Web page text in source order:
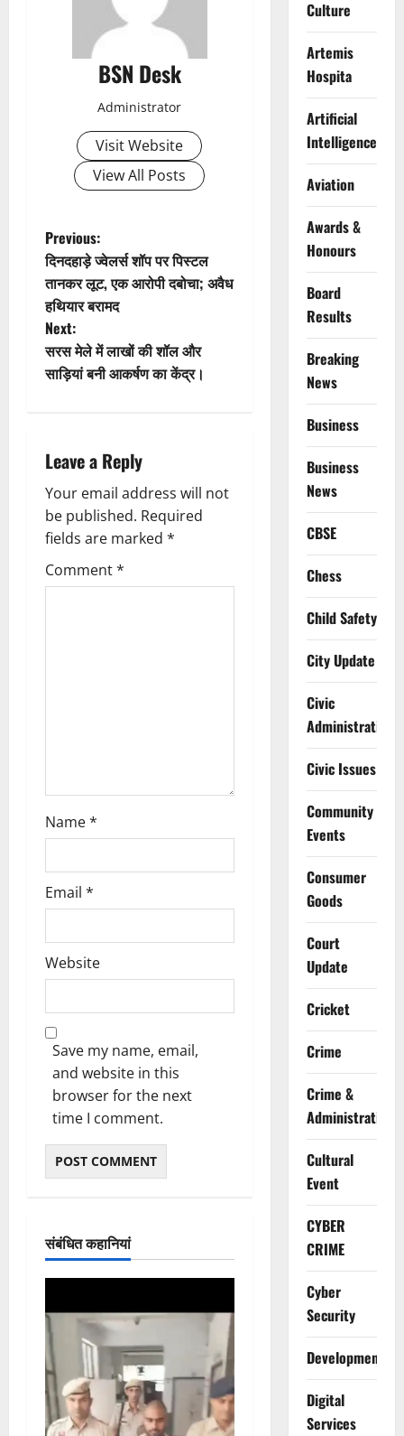
BSN Desk
Administrator
Visit Website
View All Posts
P
o
s
t
v
i
g
a
Previous:
दिनदहाड़े ज्वेलर्स शॉप पर पिस्टल
तानकर लूट, एक आरोपी दबोचा; अवैध
हथियार बरामद
Next:
सरस मेले में लाखों की शॉल और
साड़ियां बनी आकर्षण का केंद्र।
Leave a Reply
Your email address will not
be published. Required
fields are marked *
Comment*
Name*
Email *
Website
Save my name, email,
and website in this
browser for the next
time I comment.
संबंधित कहानियां
Culture
Artemis
Hospita
Artificial
Intelligence
Aviation
Awards &
Honours
Board
Results
Breaking
News
Business
Business
News
CBSE
Chess
Child Safety
City Update
Civic
Administration
Civic Issues
Community
Events
Consumer
Goods
Court
Update
Cricket
Crime
Crime &
Administration
Cultural
Event
CYBER
CRIME
Cyber
Security
Development
Digital
Services